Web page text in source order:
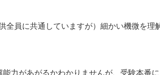
全員に共通していますが）細かい機微を理
力があがるかわかりませんが、受験本番